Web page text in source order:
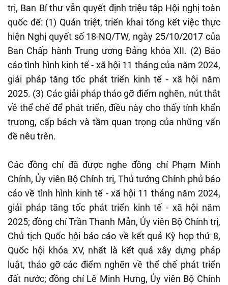
trị, Ban Bí thư vẫn quyết định triệu tập Hội nghị toàn
quốc để: (1) Quán triệt, triển khai tổng kết việc thực
hiện Nghị quyết số 18-NQ/TW, ngày 25/10/2017 của
Ban Chấp hành Trung ương Đảng khóa XII. (2) Báo
cáo tình hình kinh tế - xã hội 11 tháng của năm 2024,
giải pháp tăng tốc phát triển kinh tế - xã hội năm
2025. (3) Các giải pháp tháo gỡ điểm nghẽn, nút thắt
về thể chế để phát triển, điều này cho thấy tính khẩn
trương, cấp bách và tầm quan trọng của những vấn
đề nêu trên.
Các đồng chí đã được nghe đồng chí Phạm Minh
Chính, Ủy viên Bộ Chính trị, Thủ tướng Chính phủ báo
cáo về tình hình kinh tế - xã hội 11 tháng năm 2024,
giải pháp tăng tốc phát triển kinh tế - xã hội năm
2025; đồng chí Trần Thanh Mẫn, Ủy viên Bộ Chính trị,
Chủ tịch Quốc hội báo cáo về kết quả Kỳ họp thứ 8,
Quốc hội khóa XV, nhất là kết quả xây dựng pháp
luật, tháo gỡ các điểm nghẽn về thể chế phát triển
đất nước; đồng chí Lê Minh Hưng, Ủy viên Bộ Chính